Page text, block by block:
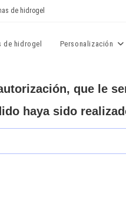
de hidrogel
de hidrogel Personalización
que le
haya sido